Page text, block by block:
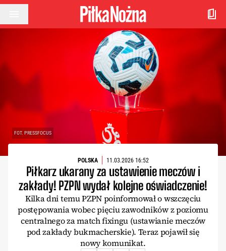
Przejdź do treści
FOT. PRESSFOCUS
POLSKA 11.03.2026 16:52
Piłkarz ukarany za ustawienie meczów i
zakłady! PZPN wydał kolejne oświadczenie!
Kilka dni temu PZPN poinformował o wszczęciu
postępowania wobec pięciu zawodników z poziomu
centralnego za match fixingu (ustawianie meczów
pod zakłady bukmacherskie). Teraz pojawił się
nowy komunikat.